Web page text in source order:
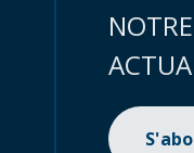
NOTRE